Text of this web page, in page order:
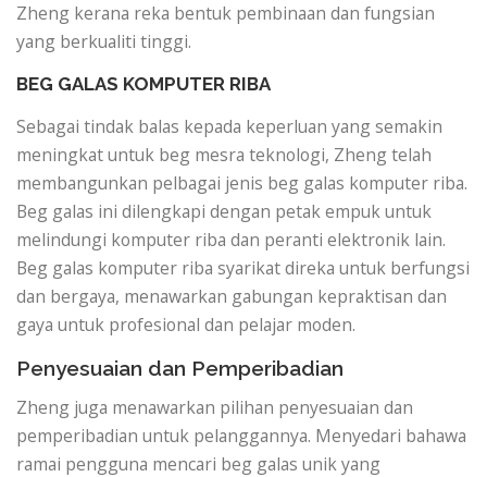
Zheng kerana reka bentuk pembinaan dan fungsian
yang berkualiti tinggi.
BEG GALAS KOMPUTER RIBA
Sebagai tindak balas kepada keperluan yang semakin
meningkat untuk beg mesra teknologi, Zheng telah
membangunkan pelbagai jenis beg galas komputer riba.
Beg galas ini dilengkapi dengan petak empuk untuk
melindungi komputer riba dan peranti elektronik lain.
Beg galas komputer riba syarikat direka untuk berfungsi
dan bergaya, menawarkan gabungan kepraktisan dan
gaya untuk profesional dan pelajar moden.
Penyesuaian dan Pemperibadian
Zheng juga menawarkan pilihan penyesuaian dan
pemperibadian untuk pelanggannya. Menyedari bahawa
ramai pengguna mencari beg galas unik yang